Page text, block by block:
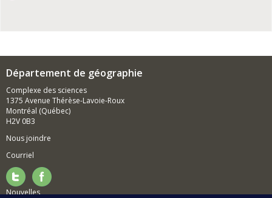
Département de géographie
Complexe des sciences
1375 Avenue Thérèse-Lavoie-Roux
Montréal (Québec)
H2V 0B3
Nous joindre
Courriel
Nouvelles